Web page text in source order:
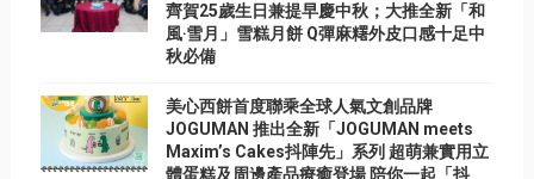
齊賀25歲生日兼提早慶中秋；大推全新「和
風‧雪月」雪糕月餅 Q彈麻糬外皮口感十足中
秋必備
美心西餅首度聯乘全球人氣文創品牌
JOGUMAN 推出全新「JOGUMAN meets
Maxim’s Cakes抖陣先」系列 超萌兼實用立
體蛋糕及周邊產品療癒登場 陪你一起「抖